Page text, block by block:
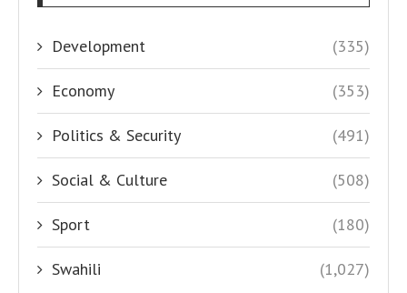
Development (335)
Economy (353)
Politics & Security (491)
Social & Culture (508)
Sport (180)
Swahili (1,027)